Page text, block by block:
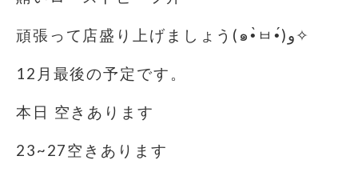
頑張って店盛り上げましょう(๑•̀ㅂ•́)و✧
12月最後の予定です。
本日 空きあります
23~27空きあります